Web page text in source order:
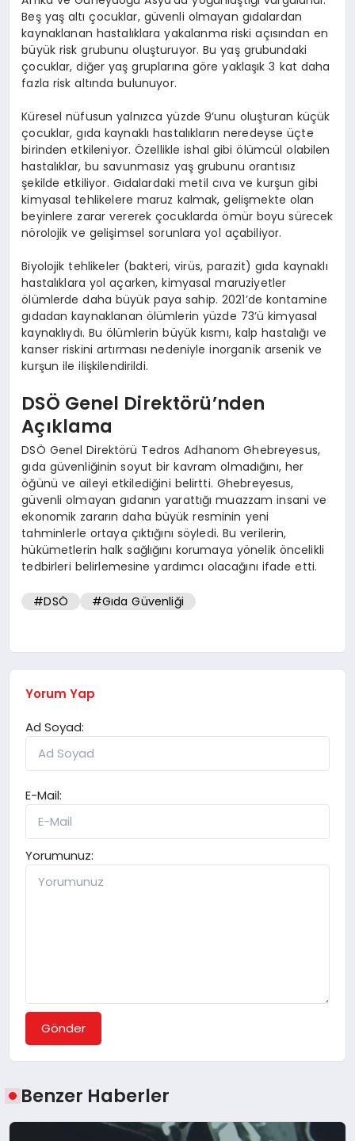
Beş yaş altı çocuklar, güvenli olmayan gıdalardan
kaynaklanan hastalıklara yakalanma riski açısından en
büyük risk grubunu oluşturuyor. Bu yaş grubundaki
çocuklar, diğer yaş gruplarına göre yaklaşık 3 kat daha
fazla risk altında bulunuyor.
Küresel nüfusun yalnızca yüzde 9’unu oluşturan küçük
çocuklar, gıda kaynaklı hastalıkların neredeyse üçte
birinden etkileniyor. Özellikle ishal gibi ölümcül olabilen
hastalıklar, bu savunmasız yaş grubunu orantısız
şekilde etkiliyor. Gıdalardaki metil cıva ve kurşun gibi
kimyasal tehlikelere maruz kalmak, gelişmekte olan
beyinlere zarar vererek çocuklarda ömür boyu sürecek
nörolojik ve gelişimsel sorunlara yol açabiliyor.
Biyolojik tehlikeler (bakteri, virüs, parazit) gıda kaynaklı
hastalıklara yol açarken, kimyasal maruziyetler
ölümlerde daha büyük paya sahip. 2021’de kontamine
gıdadan kaynaklanan ölümlerin yüzde 73’ü kimyasal
kaynaklıydı. Bu ölümlerin büyük kısmı, kalp hastalığı ve
kanser riskini artırması nedeniyle inorganik arsenik ve
kurşun ile ilişkilendirildi.
DSÖ Genel Direktörü’nden
Açıklama
DSÖ Genel Direktörü Tedros Adhanom Ghebreyesus,
gıda güvenliğinin soyut bir kavram olmadığını, her
öğünü ve aileyi etkilediğini belirtti. Ghebreyesus,
güvenli olmayan gıdanın yarattığı muazzam insani ve
ekonomik zararın daha büyük resminin yeni
tahminlerle ortaya çıktığını söyledi. Bu verilerin,
hükümetlerin halk sağlığını korumaya yönelik öncelikli
tedbirleri belirlemesine yardımcı olacağını ifade etti.
#DSÖ #Gıda Güvenliği
Yorum Yap
Ad Soyad:
E-Mail:
Yorumunuz:
Gönder
Benzer Haberler